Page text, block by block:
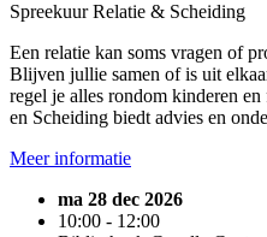
Spreekuur Relatie & Scheiding
Een relatie kan soms vragen of
Blijven jullie samen of is uit
regel je alles rondom kinderen
en Scheiding biedt advies en
Meer informatie
ma 28 dec 2026
10:00 - 12:00